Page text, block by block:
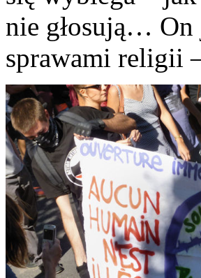
nie głosują… On
sprawami religii